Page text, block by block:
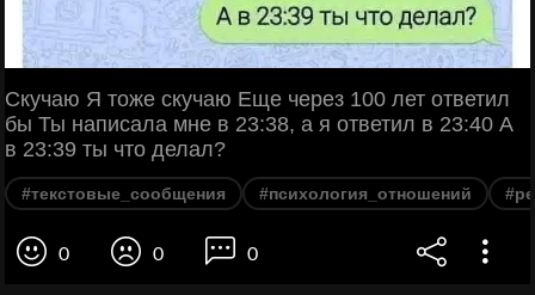
Скучаю Я тоже скучаю Еще через 100 лет ответил
бы Ты написала мне в 23:38, а я ответил в 23:40 А
в 23:39 ты что делал?
#текстовые_сообщения #психология_отношений
0 0 0